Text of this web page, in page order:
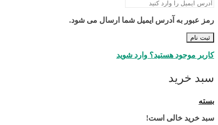
رمز عبور به آدرس ایمیل شما ارسال می شود.
ثبت نام
کاربر موجود هستید؟ وارد شوید
سبد خرید
بسته
سبد خرید خالی است!